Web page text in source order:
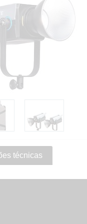
técnicas